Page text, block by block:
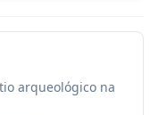
arqueológico na